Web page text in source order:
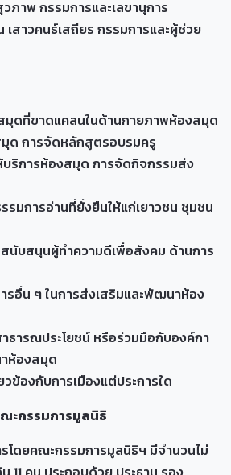
ภาพ กรรมการและเลขานุการ
เสาวคนธ์เสถียร กรรมการและผู้ช่วย
ร
ดที่ขาดแคลนในด้านกายภาพห้องสมุด
ด การจัดหลักสูตรอบรมครู
ริการห้องสมุด การจัดกิจกรรมส่ง
รมการอ่านที่ยั่งยืนให้แก่เยาวชน ชุมชน
สนับสนุนผู้ทำความดีเพื่อสังคม ด้านการ
รอื่น ๆ ในการส่งเสริมและพัฒนาห้อง
ธารณประโยชน์ หรือร่วมมือกับองค์กา
ห้องสมุด
วข้องกับการเมืองแต่ประการใด
ะกรรมการมูลนิธิ
โดยคณะกรรมการมูลนิธิฯ มีจำนวนไม่